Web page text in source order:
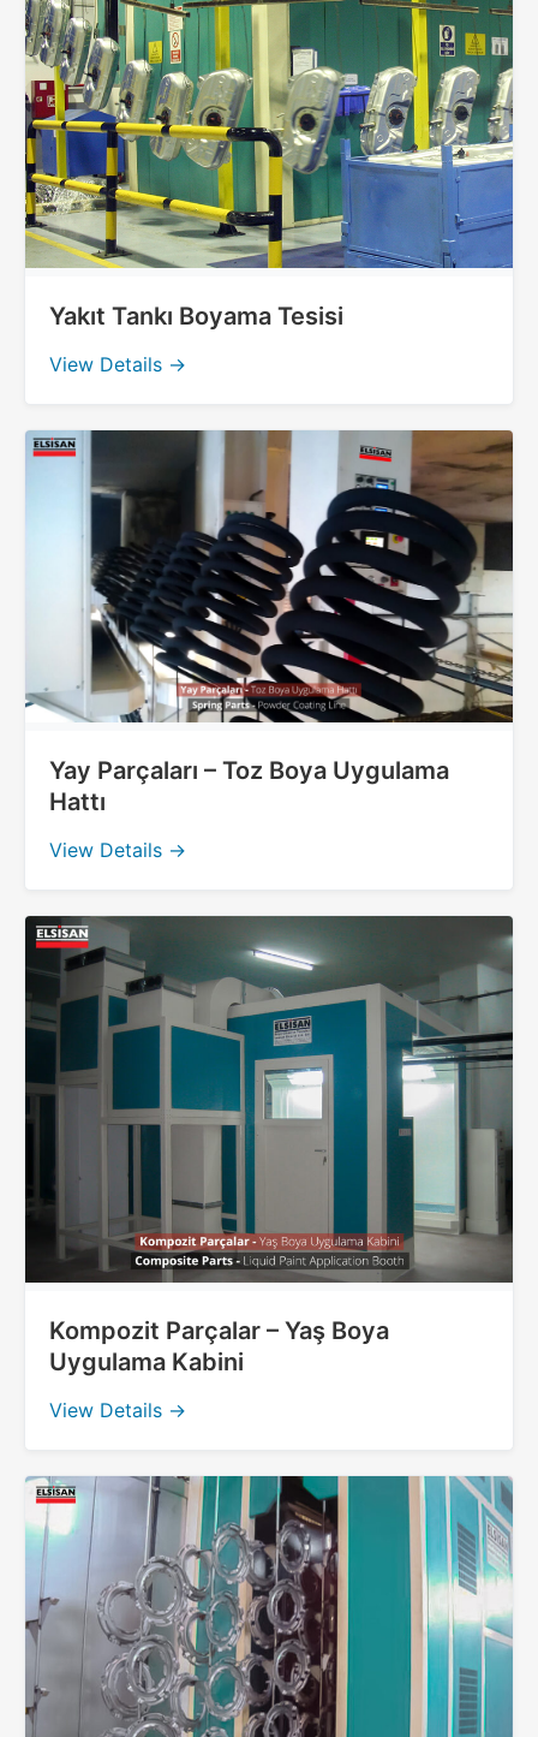
Yakıt Tankı Boyama Tesisi
View Details →
Yay Parçaları – Toz Boya Uygulama
Hattı
View Details →
Kompozit Parçalar – Yaş Boya
Uygulama Kabini
View Details →